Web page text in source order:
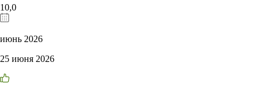
10,0
июнь 2026
25 июня 2026